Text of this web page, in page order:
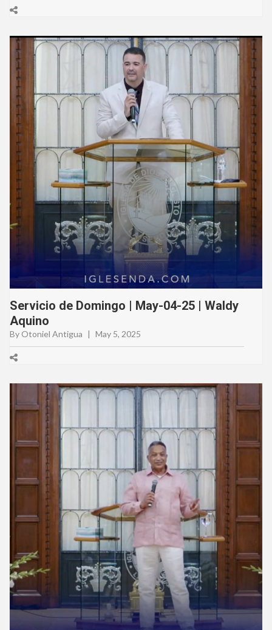
Servicio de Domingo | May-04-25 | Waldy
Aquino
By Otoniel Antigua | May 5, 2025